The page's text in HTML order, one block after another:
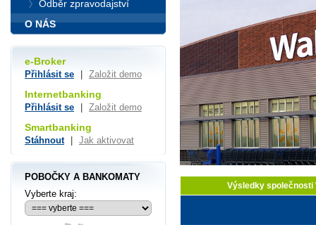
Výsledky společnosti
Odběr zpravodajství
O NÁS
e-Broker
Přihlásit se Založit demo
Internetbanking
Přihlásit se Založit demo
Smartbanking
Stáhnout Jak aktivovat
POBOČKY A BANKOMATY
Vyberte kraj: